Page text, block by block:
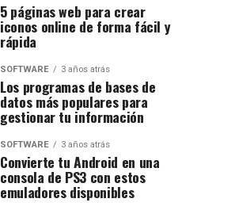
5 páginas web para crear
iconos online de forma fácil y
rápida
SOFTWARE 3 años atrás
Los programas de bases de
datos más populares para
gestionar tu información
SOFTWARE 3 años atrás
Convierte tu Android en una
consola de PS3 con estos
emuladores disponibles